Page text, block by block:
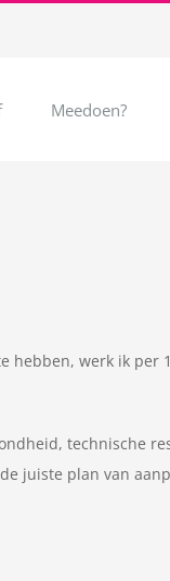
Meedoen?
werk ik per
technische
juiste plan van